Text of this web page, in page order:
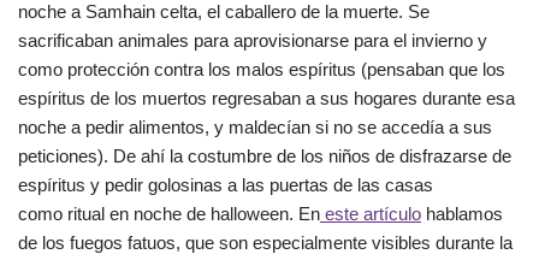
noche a Samhain celta, el caballero de la muerte. Se
sacrificaban animales para aprovisionarse para el invierno y
como protección contra los malos espíritus (pensaban que los
espíritus de los muertos regresaban a sus hogares durante esa
noche a pedir alimentos, y maldecían si no se accedía a sus
peticiones). De ahí la costumbre de los niños de disfrazarse de
espíritus y pedir golosinas a las puertas de las casas
como ritual en noche de halloween. En este artículo hablamos
de los fuegos fatuos, que son especialmente visibles durante la